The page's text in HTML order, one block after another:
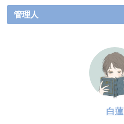
管理人
白蓮